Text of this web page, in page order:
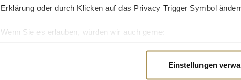
Erklärung oder durch Klicken auf das Privacy Trigger Symbol
Wenn Sie es erlauben, würden wir auch gerne:
Erfahren Sie mehr darüber, wie Ihre persönlichen Daten
Einstellungen